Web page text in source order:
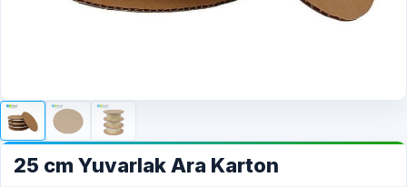
25 cm Yuvarlak Ara Karton